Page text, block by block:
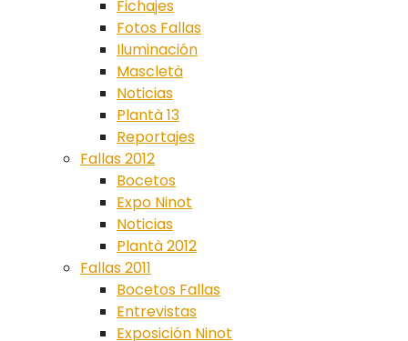
Fichajes
Fotos Fallas
Iluminación
Mascletà
Noticias
Plantà 13
Reportajes
Fallas 2012
Bocetos
Expo Ninot
Noticias
Plantà 2012
Fallas 2011
Bocetos Fallas
Entrevistas
Exposición Ninot